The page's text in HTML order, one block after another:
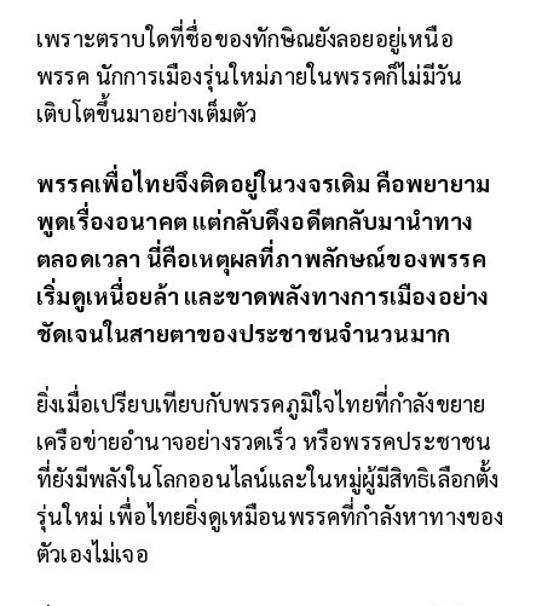
เพราะตราบใดที่ชื่อของทักษิณยังลอยอยู่เหนือ
พรรค นักการเมืองรุ่นใหม่ภายในพรรคก็ไม่มีวัน
เติบโตขึ้นมาอย่างเต็มตัว
พรรคเพื่อไทยจึงติดอยู่ในวงจรเดิม คือพยายาม
พูดเรื่องอนาคต แต่กลับดึงอดีตกลับมานำทาง
ตลอดเวลา นี่คือเหตุผลที่ภาพลักษณ์ของพรรค
เริ่มดูเหนื่อยล้า และขาดพลังทางการเมืองอย่าง
ชัดเจนในสายตาของประชาชนจำนวนมาก
ยิ่งเมื่อเปรียบเทียบกับพรรคภูมิใจไทยที่กำลังขยาย
เครือข่ายอำนาจอย่างรวดเร็ว หรือพรรคประชาชน
ที่ยังมีพลังในโลกออนไลน์และในหมู่ผู้มีสิทธิเลือกตั้ง
รุ่นใหม่ เพื่อไทยยิ่งดูเหมือนพรรคที่กำลังหาทางของ
ตัวเองไม่เจอ